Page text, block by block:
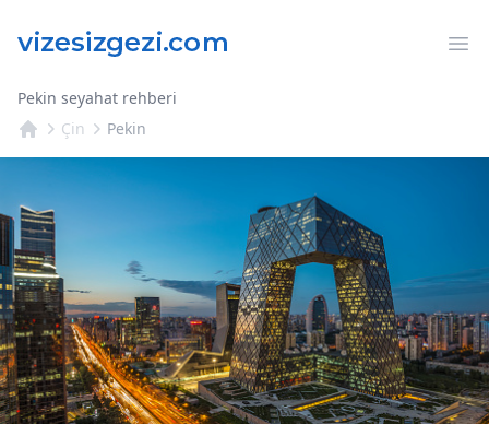
Pekin seyahat rehberi
Çin
Pekin